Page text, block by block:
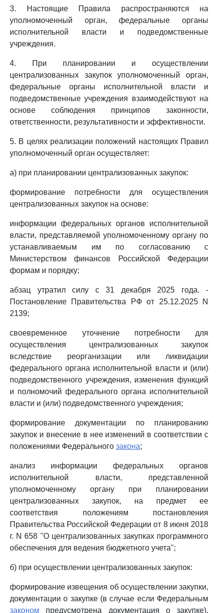
3. Настоящие Правила распространяются на
уполномоченный орган, федеральные органы
исполнительной власти и подведомственные
учреждения.
4. При планировании и осуществлении
централизованных закупок уполномоченный орган,
федеральные органы исполнительной власти и
подведомственные учреждения взаимодействуют на
основе соблюдения принципов законности,
ответственности, результативности и эффективности.
5. В целях реализации положений настоящих Правил
уполномоченный орган осуществляет:
а) при планировании централизованных закупок:
формирование потребности для осуществления
централизованных закупок на основе:
информации федеральных органов исполнительной
власти, представляемой уполномоченному органу по
устанавливаемым им по согласованию с
Министерством финансов Российской Федерации
формам и порядку;
абзац утратил силу с 31 декабря 2025 года. -
Постановление Правительства РФ от 25.12.2025 N
2139;
своевременное уточнение потребности для
осуществления централизованных закупок
вследствие реорганизации или ликвидации
федерального органа исполнительной власти и (или)
подведомственного учреждения, изменения функций
и полномочий федерального органа исполнительной
власти и (или) подведомственного учреждения;
формирование документации по планированию
закупок и внесение в нее изменений в соответствии с
положениями Федерального закона;
анализ информации федеральных органов
исполнительной власти, представленной
уполномоченному органу при планировании
централизованных закупок, на предмет ее
соответствия положениям постановления
Правительства Российской Федерации от 8 июня 2018
г. N 658 "О централизованных закупках программного
обеспечения для ведения бюджетного учета";
б) при осуществлении централизованных закупок:
формирование извещения об осуществлении закупки,
документации о закупке (в случае если Федеральным
законом предусмотрена документация о закупке),